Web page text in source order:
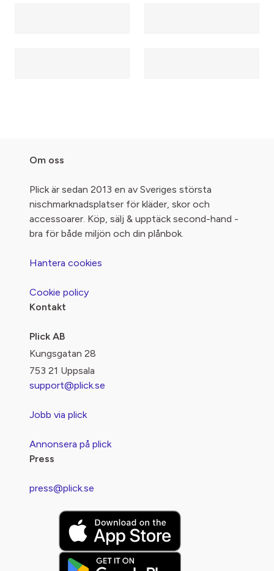
Om oss
Plick är sedan 2013 en av Sveriges största
nischmarknadsplatser för kläder, skor och
accessoarer. Köp, sälj & upptäck second-hand -
bra för både miljön och din plånbok.
Hantera cookies
Cookie policy
Kontakt
Plick AB
Kungsgatan 28
753 21 Uppsala
support@plick.se
Jobb via plick
Annonsera på plick
Press
press@plick.se